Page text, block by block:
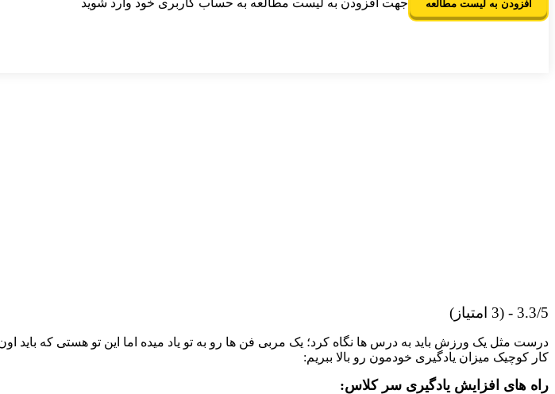
افزودن به لیست مطالعه
3.3/5 - (3 امتیاز)
درست مثل یک ورزش باید به درس ها نگاه کرد؛ یک مربی فن ها رو به تو یاد میده اما این تو هستی که باید
کار کوچیک میزان یادگیری خودمون رو بالا ببریم:
راه های افزایش یادگیری سر کلاس: